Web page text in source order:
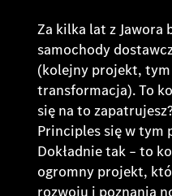
Za kilka lat z Jawora
samochody
(kolejny projekt, tym
transformacja). To
się na to
Principles się w tym
Dokładnie tak – to
ogromny projekt,